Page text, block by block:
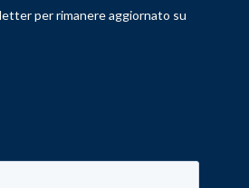
per rimanere aggiornato su